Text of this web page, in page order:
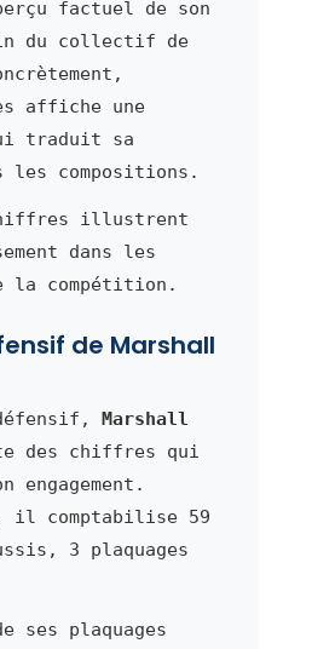
factuel de son
du collectif de
affiche une
traduit sa
les compositions.
illustrent
dans les
la compétition.
de Marshall
Marshall
des chiffres qui
il comptabilise 59
3 plaquages
ses plaquages